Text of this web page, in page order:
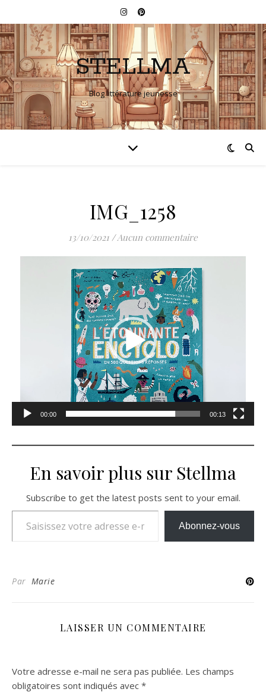
STELLMA
Blog littérature jeunesse
IMG_1258
13/10/2021 /Aucun commentaire
00:00 00:13
En savoir plus sur Stellma
Subscribe to get the latest posts sent to your email.
Saisissez votre adresse e-mail…
Abonnez-vous
Par Marie
LAISSER UN COMMENTAIRE
Votre adresse e-mail ne sera pas publiée. Les champs
obligatoires sont indiqués avec *